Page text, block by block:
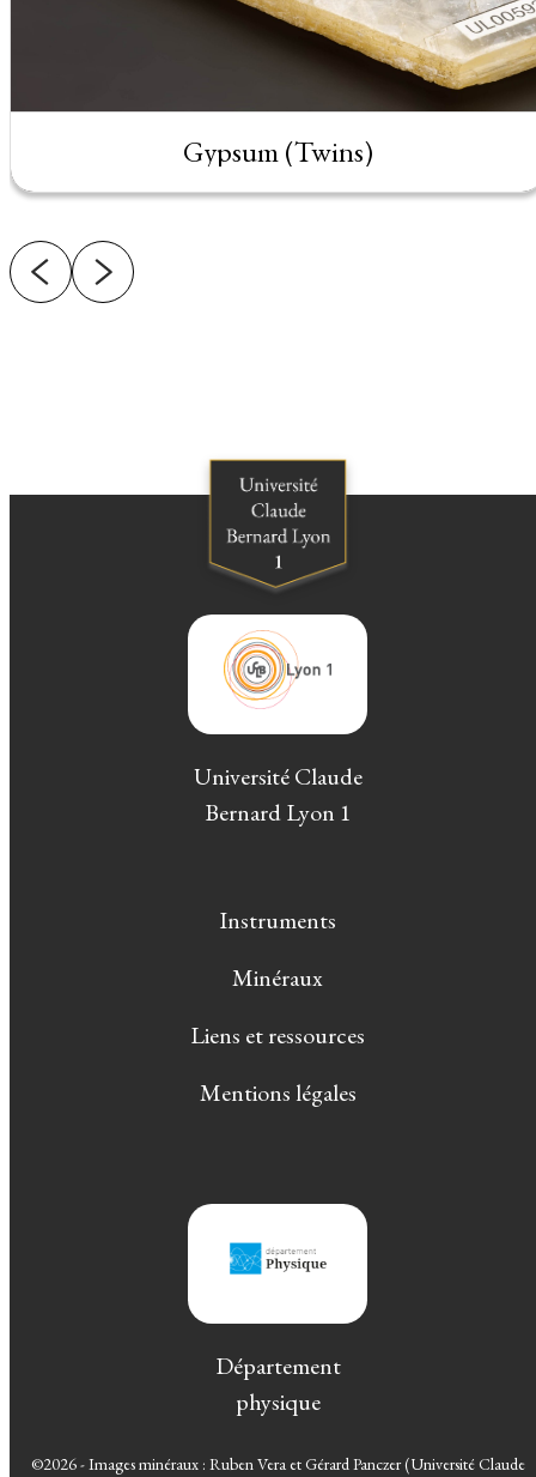
Gypsum (Twins)
Université Claude
Bernard Lyon 1
Instruments
Minéraux
Liens et ressources
Mentions légales
Département
physique
©2026 - Images minéraux : Ruben Vera et Gérard Panczer (Université Claude